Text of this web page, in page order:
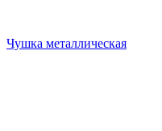
Чушка металлическая